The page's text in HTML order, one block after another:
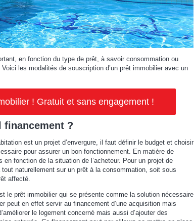
en fonction du type de prêt, à savoir consommation ou
les modalités de souscription d’un prêt immobilier avec un
! Gratuit et sans engagement !
financement ?
est un projet d’envergure, il faut définir le budget et choisir
pour assurer un bon fonctionnement. En matière de
fonction de la situation de l’acheteur. Pour un projet de
naturellement sur un prêt à la consommation, soit sous
affecté.
le prêt immobilier qui se présente comme la solution nécessaire
peut en effet servir au financement d’une acquisition mais
le logement concerné mais aussi d’ajouter des